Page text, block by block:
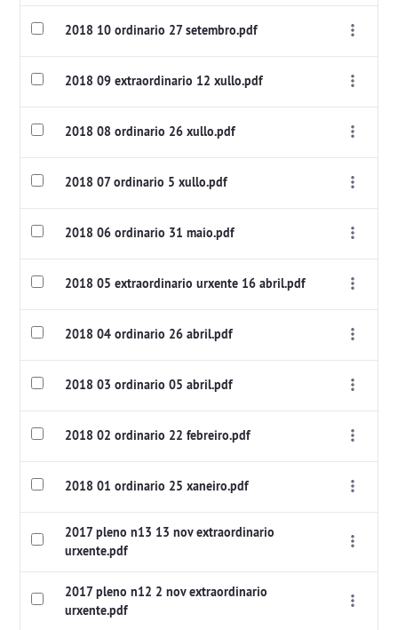
2018 10 ordinario 27 setembro.pdf
2018 09 extraordinario 12 xullo.pdf
2018 08 ordinario 26 xullo.pdf
2018 07 ordinario 5 xullo.pdf
2018 06 ordinario 31 maio.pdf
2018 05 extraordinario urxente 16 abril.pdf
2018 04 ordinario 26 abril.pdf
2018 03 ordinario 05 abril.pdf
2018 02 ordinario 22 febreiro.pdf
2018 01 ordinario 25 xaneiro.pdf
2017 pleno n13 13 nov extraordinario
urxente.pdf
2017 pleno n12 2 nov extraordinario
urxente.pdf